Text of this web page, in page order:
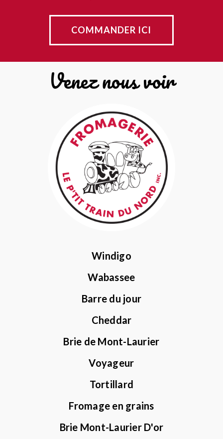
COMMANDER ICI
Venez nous voir
Windigo
Wabassee
Barre du jour
Cheddar
Brie de Mont-Laurier
Voyageur
Tortillard
Fromage en grains
Brie Mont-Laurier D'or